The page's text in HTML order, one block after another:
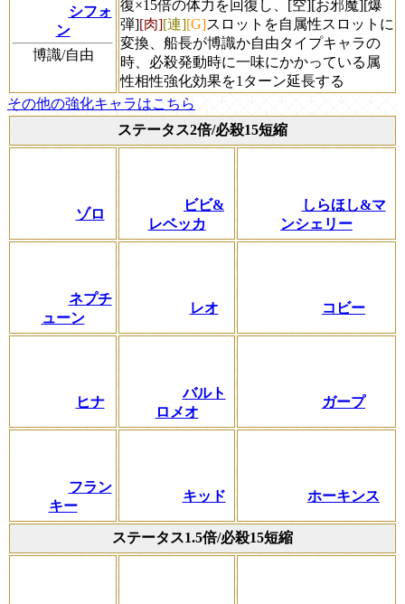
シフォ
ン
博識/自由
復×15倍の体力を回復し、[空][お邪魔][爆
弾][肉][連][G]スロットを自属性スロットに
変換、船長が博識か自由タイプキャラの
時、必殺発動時に一味にかかっている属
性相性強化効果を1ターン延長する
その他の強化キャラはこちら
ステータス2倍/必殺15短縮
ゾロ
ビビ&
レベッカ
しらほし&マ
ンシェリー
ネプチ
ューン
レオ コビー
ヒナ
バルト
ロメオ
ガープ
フラン
キー
キッド ホーキンス
ステータス1.5倍/必殺15短縮